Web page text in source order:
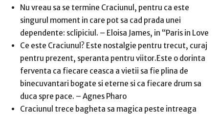
Nu vreau sa se termine Craciunul, pentru ca este
singurul moment in care pot sa cad prada unei
dependente: sclipiciul. – Eloisa James, in “Paris in Love
Ce este Craciunul? Este nostalgie pentru trecut, curaj
pentru prezent, speranta pentru viitor.Este o dorinta
ferventa ca fiecare ceasca a vietii sa fie plina de
binecuvantari bogate si eterne si ca fiecare drum sa
duca spre pace. – Agnes Pharo
Craciunul trece bagheta sa magica peste intreaga